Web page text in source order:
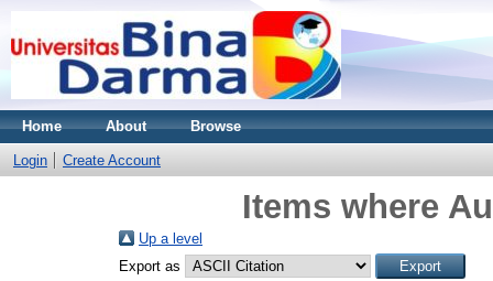
Home About Browse
Login Create Account
Items where
Up a level
Export as